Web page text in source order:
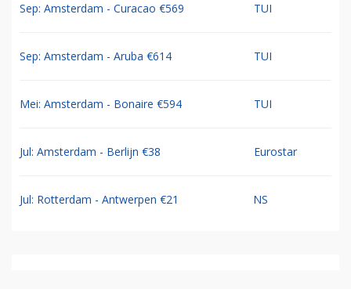
Sep: Amsterdam - Curacao €569 TUI
Sep: Amsterdam - Aruba €614 TUI
Mei: Amsterdam - Bonaire €594 TUI
Jul: Amsterdam - Berlijn €38 Eurostar
Jul: Rotterdam - Antwerpen €21 NS